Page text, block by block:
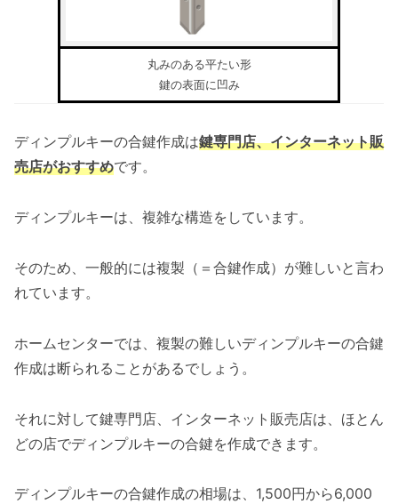
丸みのある平たい形
鍵の表面に凹み
ディンプルキーの合鍵作成は鍵専門店、インターネット販
売店がおすすめです。
ディンプルキーは、複雑な構造をしています。
そのため、一般的には複製（＝合鍵作成）が難しいと言わ
れています。
ホームセンターでは、複製の難しいディンプルキーの合鍵
作成は断られることがあるでしょう。
それに対して鍵専門店、インターネット販売店は、ほとん
どの店でディンプルキーの合鍵を作成できます。
ディンプルキーの合鍵作成の相場は、1,500円から6,000